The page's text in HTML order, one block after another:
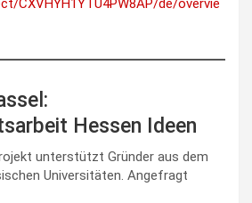
CXVHYH1YTU4PW8AP/de/overvie
Hessen Ideen
unterstützt Gründer aus dem
Universitäten. Angefragt